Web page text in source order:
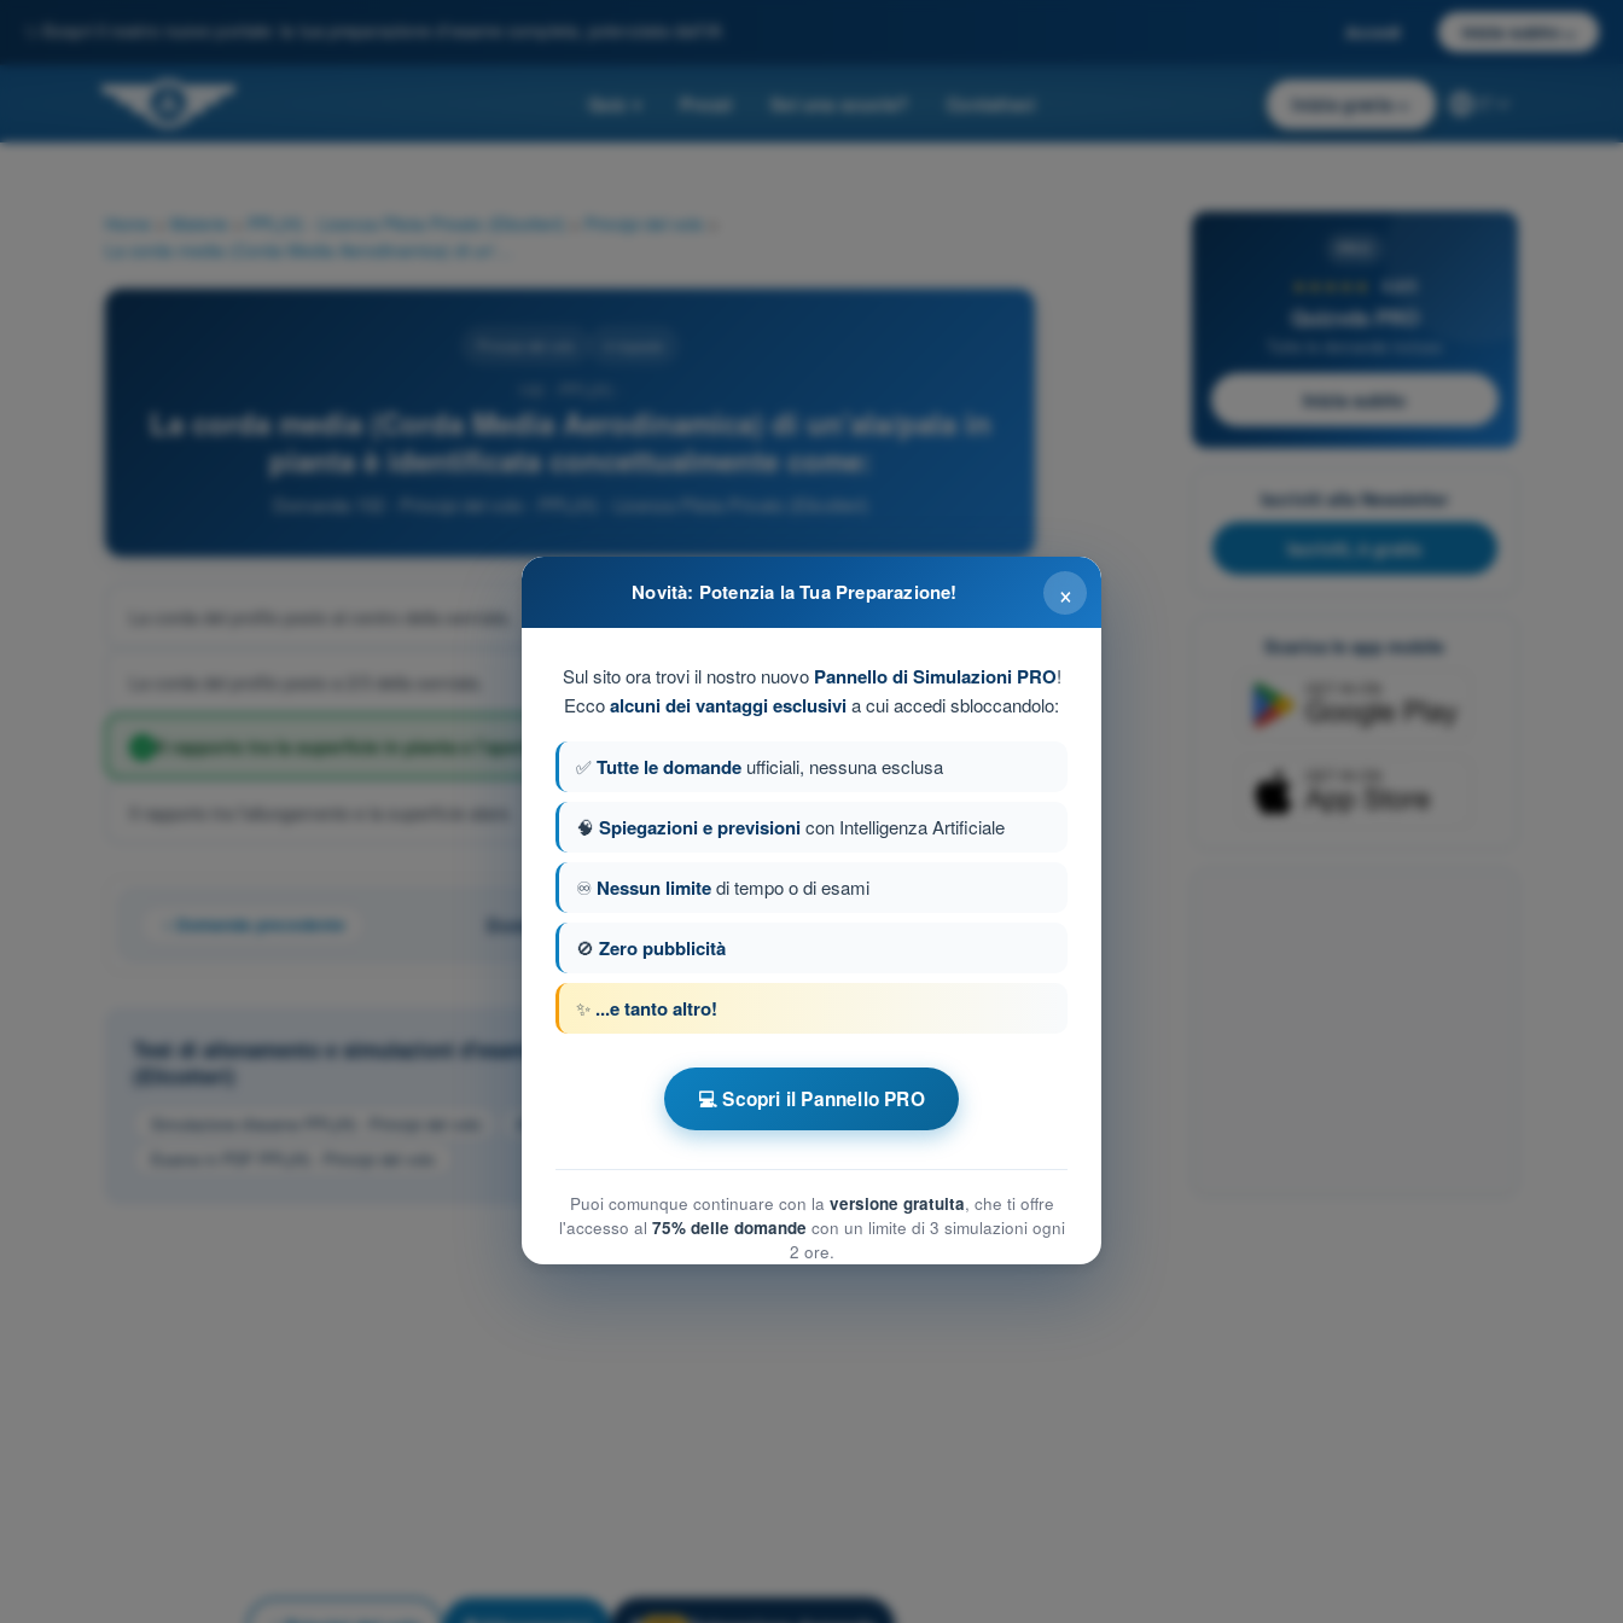
Scopri il nostro nuovo portale: la tua preparazione d'esame completa, potenziata dall'IA Accedi Inizia subito
Quiz Prezzi Sei una scuola? Contattaci Inizia gratis
Home Materie PPL(H) - Licenza Pilota Privato (Elicotteri) Principi del volo
La corda media (Corda Media Aerodinamica) di un'ala/pala in
pianta è identificata concettualmente come:
Domanda 102 - Principi del volo - PPL(H) - Licenza Pilota Privato (Elicotteri)
La corda del profilo posto al centro della semiala.
La corda del profilo posto a 2/3 della semiala.
Il rapporto tra la superficie in pianta e l'apertura alare (o l'estensione del rotore).
Il rapporto tra l'allungamento e la superficie alare.
Domanda precedente Domanda 99 di 320
Test di allenamento e simulazioni d'esame a tempo PPL(H) - Licenza Pilota Privato
(Elicotteri)
Allenamento PPL(H) - Principi del volo
4,6/5
Quizvds PRO
Inizia subito
Iscriviti alla Newsletter
Iscriviti, è gratis
Scarica le app mobile
×
Novità: Potenzia la Tua Preparazione!
Sul sito ora trovi il nostro nuovo Pannello di Simulazioni PRO!
Eccoalcuni dei vantaggi esclusivia cui accedi sbloccandolo:
✅Tutte le domande ufficiali, nessuna esclusa
🧠 Spiegazioni e previsionicon Intelligenza Artificiale
♾️ Nessun limitedi tempo o di esami
🚫 Zero pubblicità
✨ ...e tanto altro!
💻 Scopri il Pannello PRO
Puoi comunque continuare con la versione gratuita, che ti offre
l'accesso al 75% delle domande con un limite di 3 simulazioni ogni
2 ore.